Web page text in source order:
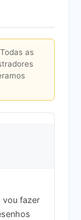
as
vou fazer